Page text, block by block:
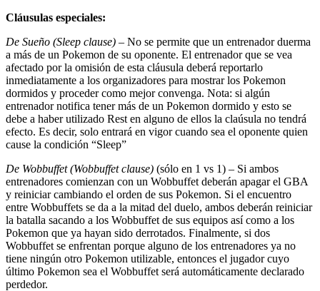
Cláusulas especiales:
De Sueño (Sleep clause) – No se permite que un entrenador duerma
a más de un Pokemon de su oponente. El entrenador que se vea
afectado por la omisión de esta cláusula deberá reportarlo
inmediatamente a los organizadores para mostrar los Pokemon
dormidos y proceder como mejor convenga. Nota: si algún
entrenador notifica tener más de un Pokemon dormido y esto se
debe a haber utilizado Rest en alguno de ellos la claúsula no tendrá
efecto. Es decir, solo entrará en vigor cuando sea el oponente quien
cause la condición “Sleep”
De Wobbuffet (Wobbuffet clause) (sólo en 1 vs 1) – Si ambos
entrenadores comienzan con un Wobbuffet deberán apagar el GBA
y reiniciar cambiando el orden de sus Pokemon. Si el encuentro
entre Wobbuffets se da a la mitad del duelo, ambos deberán reiniciar
la batalla sacando a los Wobbuffet de sus equipos así como a los
Pokemon que ya hayan sido derrotados. Finalmente, si dos
Wobbuffet se enfrentan porque alguno de los entrenadores ya no
tiene ningún otro Pokemon utilizable, entonces el jugador cuyo
último Pokemon sea el Wobbuffet será automáticamente declarado
perdedor.